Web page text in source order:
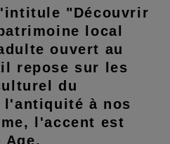
"Découvrir
local
ouvert au
repose sur les
du
l'antiquité à nos
l'accent est
Age,